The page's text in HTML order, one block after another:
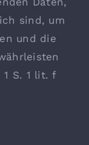
sind, um
und die
1 S. 1 lit. f